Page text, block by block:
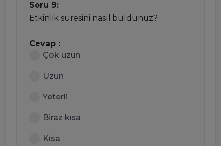
Soru 9:
Etkinlik süresini nasıl buldunuz?
Cevap :
Çok uzun
Uzun
Yeterli
Biraz kısa
Kısa